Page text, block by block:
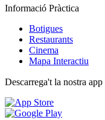
Informació Pràctica
Botigues
Restaurants
Cinema
Mapa Interactiu
Descarrega't la nostra app